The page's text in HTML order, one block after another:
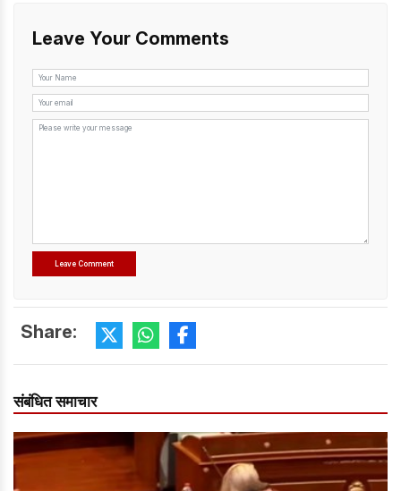
Leave Your Comments
Share:
संबंधित समाचार